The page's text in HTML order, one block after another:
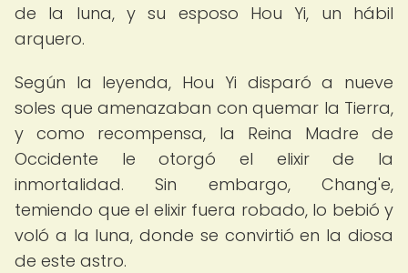
de la luna, y su esposo Hou Yi, un hábil
arquero.
Según la leyenda, Hou Yi disparó a nueve
soles que amenazaban con quemar la Tierra,
y como recompensa, la Reina Madre de
Occidente le otorgó el elixir de la
inmortalidad. Sin embargo, Chang'e,
temiendo que el elixir fuera robado, lo bebió y
voló a la luna, donde se convirtió en la diosa
de este astro.